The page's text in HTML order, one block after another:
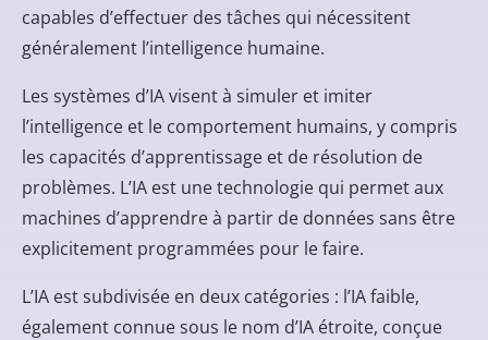
capables d’effectuer des tâches qui nécessitent
généralement l’intelligence humaine.
Les systèmes d’IA visent à simuler et imiter
l’intelligence et le comportement humains, y compris
les capacités d’apprentissage et de résolution de
problèmes. L’IA est une technologie qui permet aux
machines d’apprendre à partir de données sans être
explicitement programmées pour le faire.
L’IA est subdivisée en deux catégories : l’IA faible,
également connue sous le nom d’IA étroite, conçue